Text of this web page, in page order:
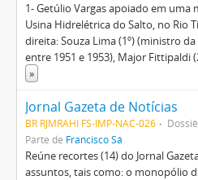
1- Getúlio Vargas apoiado em
Usina Hidrelétrica do Salto, no Rio
direita: Souza Lima (1º) (ministro
entre 1951 e 1953), Major Fittipaldi
»
Jornal Gazeta de Notícias
BR RJMRAHI FS-IMP-NAC-026 Dossiê
Parte de Francisco Sá
Reúne recortes (14) do Jornal
assuntos, tais como: o monopólio